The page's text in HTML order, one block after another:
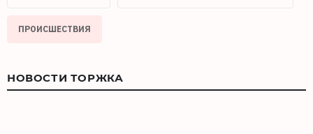
ПРОИСШЕСТВИЯ
НОВОСТИ ТОРЖКА